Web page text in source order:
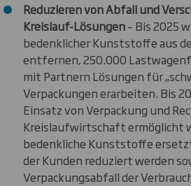
Reduzieren von Abfall und
Kreislauf-Lösungen– Bis 2025
bedenklicher Kunststoffe aus
entfernen, 250.000
mit Partnern Lösungen für
Verpackungen erarbeiten. Bis
Einsatz von Verpackung und
Kreislaufwirtschaft ermöglicht
bedenkliche Kunststoffe
der Kunden reduziert werden
Verpackungsabfall der